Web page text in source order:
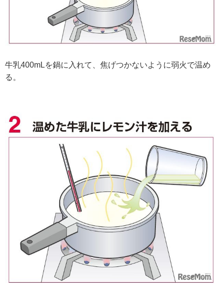
牛乳400mLを鍋に入れて、焦げつかないように弱火で温め
る。